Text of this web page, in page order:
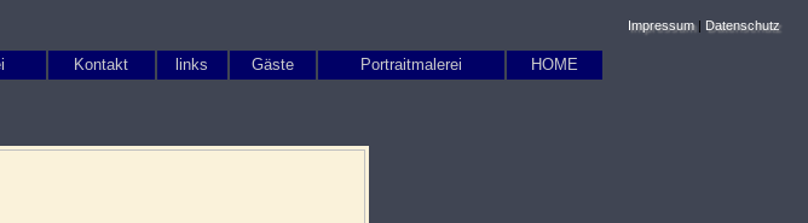
Impressum| Datenschutz
Kontakt links Gäste Portraitmalerei HOME